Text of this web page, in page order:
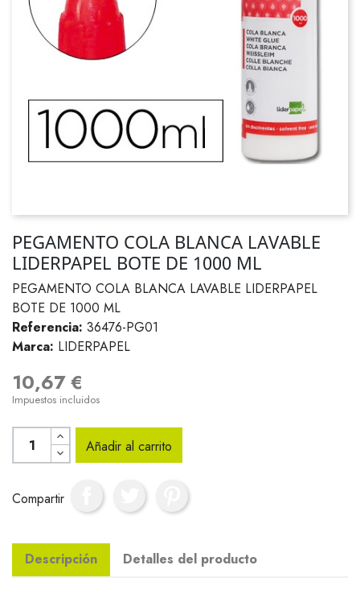
PEGAMENTO COLA BLANCA LAVABLE
LIDERPAPEL BOTE DE 1000 ML
PEGAMENTO COLA BLANCA LAVABLE LIDERPAPEL
BOTE DE 1000 ML
Referencia: 36476-PG01
Marca: LIDERPAPEL
10,67 €
Impuestos incluidos
Añadir al carrito
Compartir
Descripción Detalles del producto